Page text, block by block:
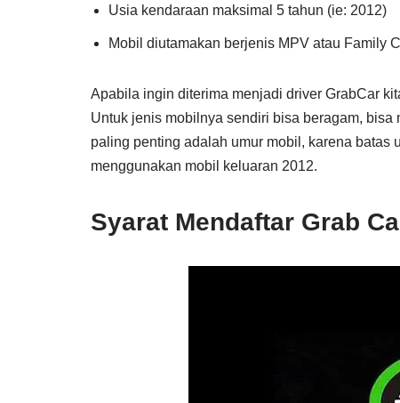
Usia kendaraan maksimal 5 tahun (ie: 2012)
Mobil diutamakan berjenis MPV atau Family
Apabila ingin diterima menjadi driver GrabCar
Untuk jenis mobilnya sendiri bisa beragam, bisa
paling penting adalah umur mobil, karena
menggunakan mobil keluaran 2012.
Syarat Mendaftar Grab